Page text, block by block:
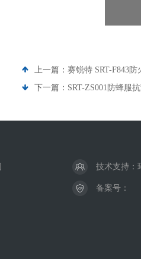
上一篇： 赛锐特 SRT-F843
下一篇： SRT-ZS001防蜂服
技术支持：
备案号：